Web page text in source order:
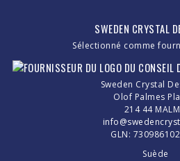
SWEDEN CRYSTAL
Sélectionné comme
Sweden Crystal
Olof Palmes
214 44
GLN:
Suède